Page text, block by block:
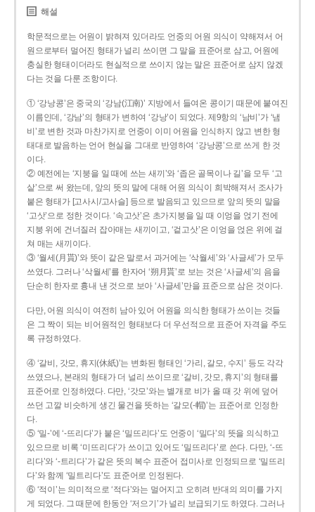
해설
학문적으로는 어원이 밝혀져 있더라도 언중의 어원 의식이 약해져서 어
원으로부터 멀어진 형태가 널리 쓰이면 그 말을 표준어로 삼고, 어원에
충실한 형태이더라도 현실적으로 쓰이지 않는 말은 표준어로 삼지 않겠
다는 것을 다룬 조항이다.
① ‘강낭콩’은 중국의 ‘강남(江南)’ 지방에서 들여온 콩이기 때문에 붙여진
이름인데, ‘강남’의 형태가 변하여 ‘강낭’이 되었다. 제9항의 ‘남비’가 ‘냄
비’로 변한 것과 마찬가지로 언중이 이미 어원을 인식하지 않고 변한 형
태대로 발음하는 언어 현실을 그대로 반영하여 ‘강낭콩’으로 쓰게 한 것
이다.
② 예전에는 ‘지붕을 일 때에 쓰는 새끼’와 ‘좁은 골목이나 길’을 모두 ‘고
샅’으로 써 왔는데, 앞의 뜻의 말에 대해 어원 의식이 희박해져서 조사가
붙은 형태가 [고사시/고사슬] 등으로 발음되고 있으므로 앞의 뜻의 말을
‘고삿’으로 정한 것이다. ‘속고삿’은 초가지붕을 일 때 이엉을 얹기 전에
지붕 위에 건너질러 잡아매는 새끼이고, ‘겉고삿’은 이엉을 얹은 위에 걸
쳐 매는 새끼이다.
③ ‘월세(月貰)’와 뜻이 같은 말로서 과거에는 ‘삭월세’와 ‘사글세’가 모두
쓰였다. 그러나 ‘삭월세’를 한자어 ‘朔月貰’로 보는 것은 ‘사글세’의 음을
단순히 한자로 흉내 낸 것으로 보아 ‘사글세’만을 표준으로 삼은 것이다.
다만, 어원 의식이 여전히 남아 있어 어원을 의식한 형태가 쓰이는 것들
은 그 짝이 되는 비어원적인 형태보다 더 우선적으로 표준어 자격을 주도
록 규정하였다.
④ ‘갈비, 갓모, 휴지(休紙)’는 변화된 형태인 ‘가리, 갈모, 수지’ 등도 각각
쓰였으나, 본래의 형태가 더 널리 쓰이므로 ‘갈비, 갓모, 휴지’의 형태를
표준어로 인정하였다. 다만, ‘갓모’와는 별개로 비가 올 때 갓 위에 덮어
쓰던 고깔 비슷하게 생긴 물건을 뜻하는 ‘갈모(-帽)’는 표준어로 인정한
다.
⑤ ‘밀-’에 ‘-뜨리다’가 붙은 ‘밀뜨리다’도 언중이 ‘밀다’의 뜻을 의식하고
있으므로 비록 ‘미뜨리다’가 쓰이고 있어도 ‘밀뜨리다’로 쓴다. 다만, ‘-뜨
리다’와 ‘-트리다’가 같은 뜻의 복수 표준어 접미사로 인정되므로 ‘밀뜨리
다’와 함께 ‘밀트리다’도 표준어로 인정된다.
⑥ ‘적이’는 의미적으로 ‘적다’와는 멀어지고 오히려 반대의 의미를 가지
게 되었다. 그 때문에 한동안 ‘저으기’가 널리 보급되기도 하였다. 그러나